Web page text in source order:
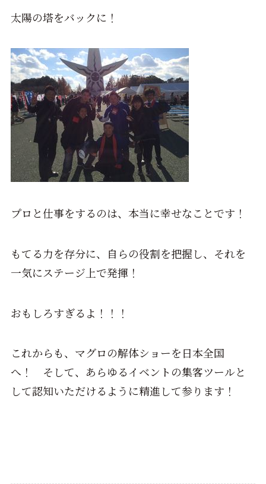
太陽の塔をバックに！
プロと仕事をするのは、本当に幸せなことです！
もてる力を存分に、自らの役割を把握し、それを
一気にステージ上で発揮！
おもしろすぎるよ！！！
これからも、マグロの解体ショーを日本全国
へ！ そして、あらゆるイベントの集客ツールと
して認知いただけるように精進して参ります！